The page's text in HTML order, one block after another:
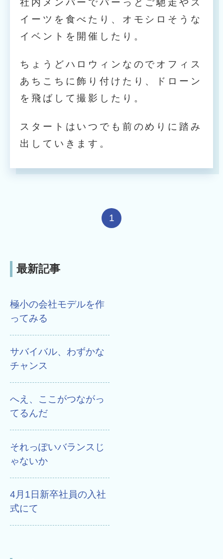
社内メンバーでパーっとご馳走やス
イーツを食べたり、オモシロそうな
イベントを開催したり。
ちょうどハロウィンなのでオフィス
あちこちに飾り付けたり、ドローン
を飛ばして撮影したり。
スタートはいつでも前のめりに踏み
出していきます。
1
最新記事
極小の会社モデルを作
ってみる
サバイバル、わずかな
チャンス
へえ、ここがつながっ
てるんだ
それっぽいバランスじ
ゃないか
4月1日新卒社員の入社
式にて